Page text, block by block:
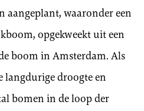
aangeplant, waaronder een
opgekweekt uit een
boom in Amsterdam. Als
langdurige droogte en
bomen in de loop der